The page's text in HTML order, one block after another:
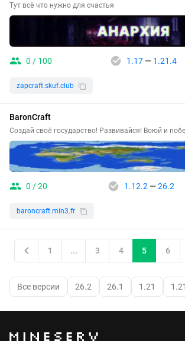
Тут всё что нужно для счастья
0 / 100 1.17— 1.21.4
zapcraft.skuf.club
BaronCraft
Создай своё государство! Развивайся! Воюй и
0 / 20 1.12.2— 26.2
baroncraft.min3.fr
1 ... 3 4 5 6
Все версии 26.2 26.1 1.21